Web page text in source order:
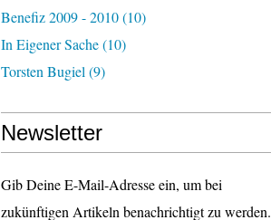
Benefiz 2009 - 2010(10)
In Eigener Sache(10)
Torsten Bugiel (9)
Newsletter
Gib Deine E-Mail-Adresse ein, um bei
zukünftigen Artikeln benachrichtigt zu werden.